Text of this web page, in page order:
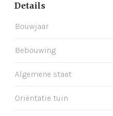
Details
Bouwjaar
Bebouwing
Algemene staat
Oriëntatie tuin